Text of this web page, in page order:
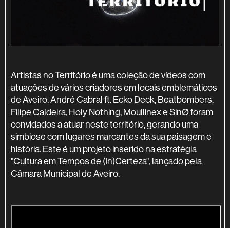
Artistas no Territórioé uma coleção de vídeos com
atuações de vários criadores em locais emblemáticos
de Aveiro. André Cabral ft. Ecko Deck, Beatbombers,
Filipe Caldeira, Holy Nothing, Moullinex e SinØ foram
convidados a atuar neste território, gerando uma
simbiose com lugares marcantes da sua paisagem e
história. Este é um projeto inserido na estratégia
"Cultura em Tempos de (In)Certeza", lançado pela
Câmara Municipal de Aveiro.